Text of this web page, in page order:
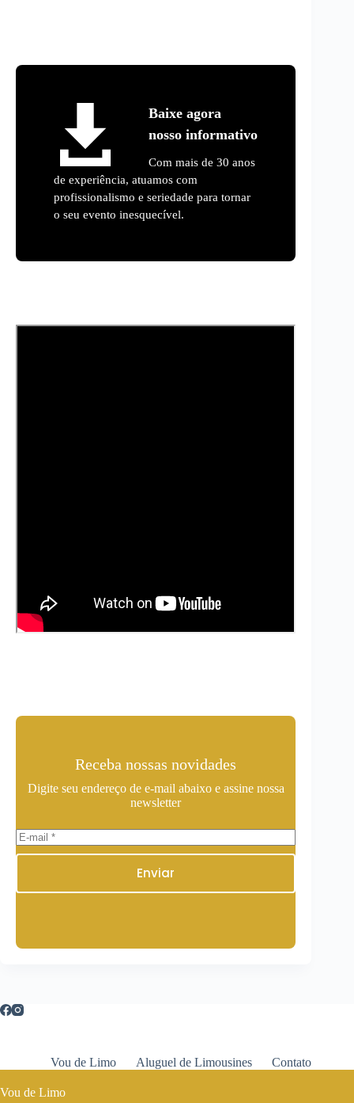
Baixe agora
nosso informativo
Com mais de 30 anos
de experiência, atuamos com
profissionalismo e seriedade para tornar
o seu evento inesquecível.
Receba nossas novidades
Digite seu endereço de e-mail abaixo e assine nossa
newsletter
Enviar
Vou de Limo Aluguel de Limousines Contato
Vou de Limo